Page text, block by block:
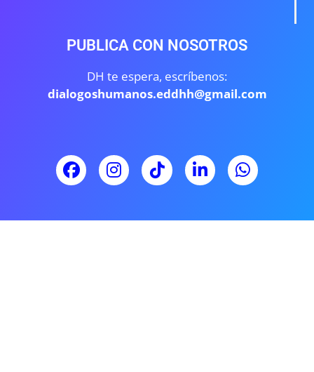
PUBLICA CON NOSOTROS
DH te espera, escríbenos:
dialogoshumanos.eddhh@gmail.com